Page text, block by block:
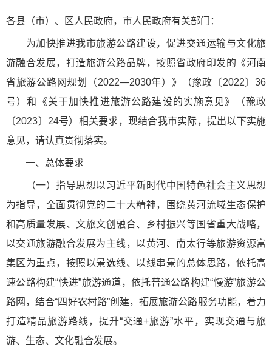
各县（市）、区人民政府，市人民政府有关部门：
为加快推进我市旅游公路建设，促进交通运输与文化旅
游融合发展，打造旅游公路品牌，按照省政府印发的《河南
省旅游公路网规划（2022—2030年）》（豫政〔2022〕36
号）和《关于加快推进旅游公路建设的实施意见》（豫政
〔2023〕24号）相关要求，现结合我市实际，提出以下实施
意见，请认真贯彻落实。
一、总体要求
（一）指导思想以习近平新时代中国特色社会主义思想
为指导，全面贯彻党的二十大精神，围绕黄河流域生态保护
和高质量发展、文旅文创融合、乡村振兴等国省重大战略，
以交通旅游融合发展为主线，以黄河、南太行等旅游资源富
集区为重点，按照以景选线、以线串景的总体思路，依托高
速公路构建“快进”旅游通道，依托普通公路构建“慢游”旅游公
路网，结合“四好农村路”创建，拓展旅游公路服务功能，着力
打造精品旅游路线，提升“交通+旅游”水平，实现交通与旅
游、生态、文化融合发展。